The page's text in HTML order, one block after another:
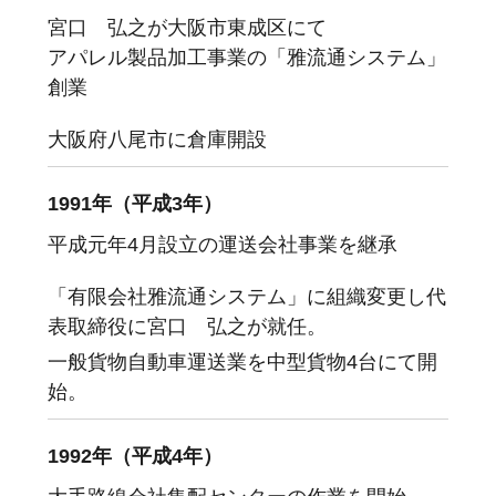
宮口 弘之が大阪市東成区にて
アパレル製品加工事業の「雅流通システム」
創業
大阪府八尾市に倉庫開設
1991年（平成3年）
平成元年4月設立の運送会社事業を継承
「有限会社雅流通システム」に組織変更し代
表取締役に宮口 弘之が就任。
一般貨物自動車運送業を中型貨物4台にて開
始。
1992年（平成4年）